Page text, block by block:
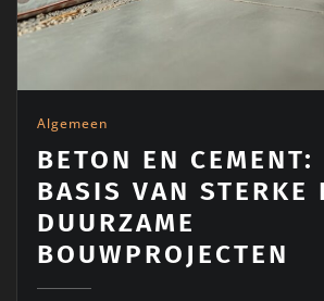
Algemeen
BETON EN CEMENT:
BASIS VAN STERKE
DUURZAME
BOUWPROJECTEN